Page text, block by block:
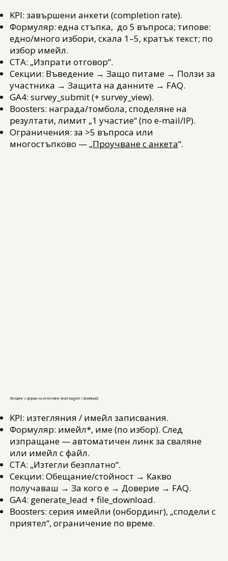
KPI: завършени анкети (completion rate).
Формуляр: една стъпка, до 5 въпроса; типове:
едно/много избори, скала 1–5, кратък текст; по
избор имейл.
CTA: „Изпрати отговор“.
Секции: Въведение → Защо питаме → Ползи за
участника → Защита на данните → FAQ.
GA4: survey_submit (+ survey_view).
Boosters: награда/томбола, споделяне на
резултати, лимит „1 участие“ (по e-mail/IP).
Ограничения: за >5 въпроса или
многостъпково — „Проучване с анкета“.
Лендинг с форма за изтегляне (lead magnet / download)
KPI: изтегляния / имейл записвания.
Формуляр: имейл*, име (по избор). След
изпращане — автоматичен линк за сваляне
или имейл с файл.
CTA: „Изтегли безплатно“.
Секции: Обещание/стойност → Какво
получаваш → За кого е → Доверие → FAQ.
GA4: generate_lead + file_download.
Boosters: серия имейли (онбординг), „сподели с
приятел“, ограничение по време.